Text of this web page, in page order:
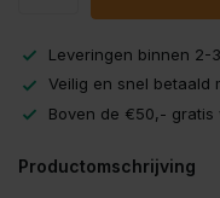
Leveringen binnen 2-
Veilig en snel betaald
Boven de €50,- gratis
Productomschrijving